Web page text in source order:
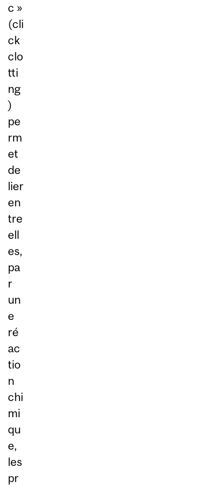
c »
(cli
ck
clo
tti
ng
)
pe
rm
et
de
lier
en
tre
ell
es,
pa
r
un
e
ré
ac
tio
n
chi
mi
qu
e,
les
pr